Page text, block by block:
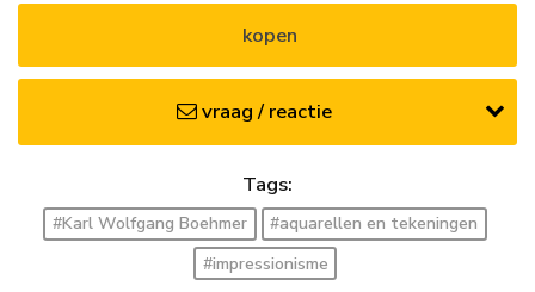
kopen
vraag / reactie
Tags:
#Karl Wolfgang Boehmer
#aquarellen en tekeningen
#impressionisme